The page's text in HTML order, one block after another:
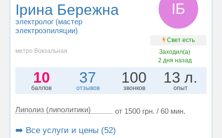
Ірина Бережна
электролог (мастер
электроэпиляции)
ІБ
Свет есть
метро Вокзальная
Заходил(а)
2 дня назад
10
баллов
37
отзывов
100
звонков
13 л.
опыт
Липолиз (липолитики) от 1500 грн. / 60 мин.
➡️ Все услуги и цены (52)